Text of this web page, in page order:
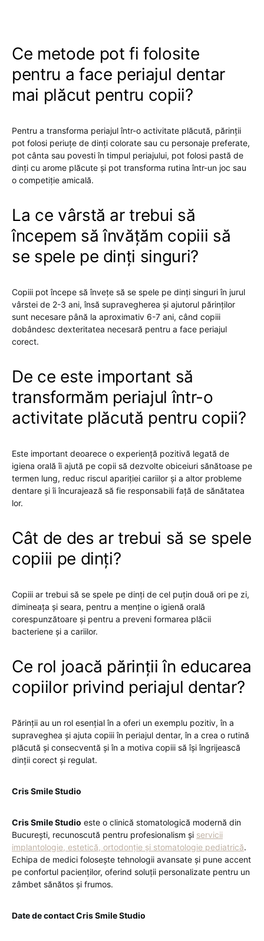
Ce metode pot fi folosite
pentru a face periajul dentar
mai plăcut pentru copii?
Pentru a transforma periajul într-o activitate plăcută, părinții
pot folosi periuțe de dinți colorate sau cu personaje preferate,
pot cânta sau povesti în timpul periajului, pot folosi pastă de
dinți cu arome plăcute și pot transforma rutina într-un joc sau
o competiție amicală.
La ce vârstă ar trebui să
începem să învățăm copiii să
se spele pe dinți singuri?
Copiii pot începe să învețe să se spele pe dinți singuri în jurul
vârstei de 2-3 ani, însă supravegherea și ajutorul părinților
sunt necesare până la aproximativ 6-7 ani, când copiii
dobândesc dexteritatea necesară pentru a face periajul
corect.
De ce este important să
transformăm periajul într-o
activitate plăcută pentru copii?
Este important deoarece o experiență pozitivă legată de
igiena orală îi ajută pe copii să dezvolte obiceiuri sănătoase pe
termen lung, reduc riscul apariției cariilor și a altor probleme
dentare și îi încurajează să fie responsabili față de sănătatea
lor.
Cât de des ar trebui să se spele
copiii pe dinți?
Copiii ar trebui să se spele pe dinți de cel puțin două ori pe zi,
dimineața și seara, pentru a menține o igienă orală
corespunzătoare și pentru a preveni formarea plăcii
bacteriene și a cariilor.
Ce rol joacă părinții în educarea
copiilor privind periajul dentar?
Părinții au un rol esențial în a oferi un exemplu pozitiv, în a
supraveghea și ajuta copiii în periajul dentar, în a crea o rutină
plăcută și consecventă și în a motiva copiii să își îngrijească
dinții corect și regulat.
Cris Smile Studio
Cris Smile Studio este o clinică stomatologică modernă din
București, recunoscută pentru profesionalism și servicii
implantologie, estetică, ortodonție și stomatologie pediatrică.
Echipa de medici folosește tehnologii avansate și pune accent
pe confortul pacienților, oferind soluții personalizate pentru un
zâmbet sănătos și frumos.
Date de contact Cris Smile Studio